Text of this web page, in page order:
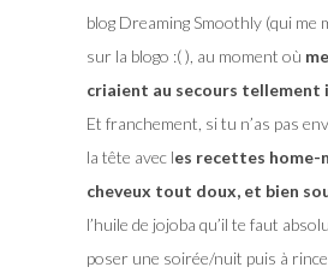
blog Dreaming Smoothly (qui me
sur la blogo :( ), au moment où
criaient au secours tellement
Et franchement, si tu n’as pas
la tête avec les recettes home-
cheveux tout doux, et bien
l’huile de jojoba qu’il te faut
poser une soirée/nuit puis à